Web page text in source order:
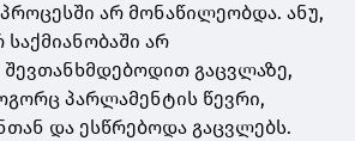
პროცესში არ მონაწილეობდა. ანუ,
არ
გაცვლაზე,
პარლამენტის წევრი,
და ესწრებოდა გაცვლებს.